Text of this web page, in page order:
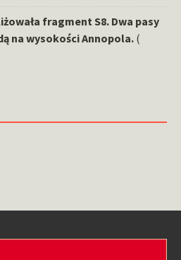
fragment S8. Dwa pasy
na wysokości Annopola. (